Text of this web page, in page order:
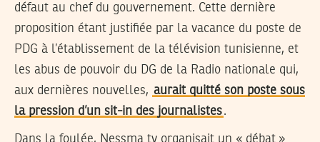
défaut au chef du gouvernement. Cette dernière
proposition étant justifiée par la vacance du poste de
PDG à l’établissement de la télévision tunisienne, et
les abus de pouvoir du DG de la Radio nationale qui,
aux dernières nouvelles, aurait quitté son poste sous
la pression d’un sit-in des journalistes.
Dans la foulée, Nessma tv organisait un « débat »